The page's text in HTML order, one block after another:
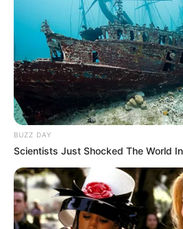
wyczekiwany przełom. Policja
Karolinę w czeskim szpitalu. To
Seweryn czekał od dawna, ale
ogromnym niepokojem.
BUZZ DAY
Scientists Just Shocked The World